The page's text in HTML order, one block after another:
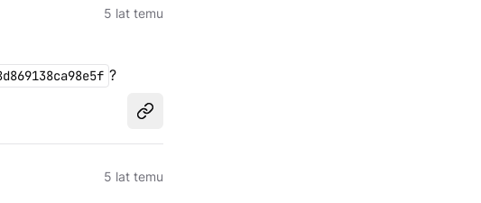
5 lat temu
?
Udostępnij
5 lat temu